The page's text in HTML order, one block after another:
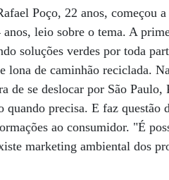
Poço, 22 anos, começou
anos, leio sobre o tema. A
soluções verdes por toda
lona de caminhão reciclada.
de se deslocar por São
quando precisa. E faz
ao consumidor. "É
marketing ambiental dos